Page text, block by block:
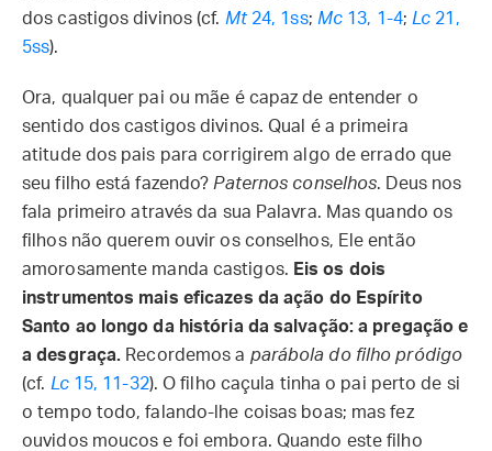
dos castigos divinos (cf. Mt24, 1ss; Mc 13, 1-4; Lc 21,
5ss).
Ora, qualquer pai ou mãe é capaz de entender o
sentido dos castigos divinos. Qual é a primeira
atitude dos pais para corrigirem algo de errado que
seu filho está fazendo? Paternos conselhos. Deus nos
fala primeiro através da sua Palavra. Mas quando os
filhos não querem ouvir os conselhos, Ele então
amorosamente manda castigos. Eis os dois
instrumentos mais eficazes da ação do Espírito
Santo ao longo da história da salvação: a pregação e
a desgraça. Recordemos a parábola do filho pródigo
(cf. Lc15, 11-32). O filho caçula tinha o pai perto de si
o tempo todo, falando-lhe coisas boas; mas fez
ouvidos moucos e foi embora. Quando este filho